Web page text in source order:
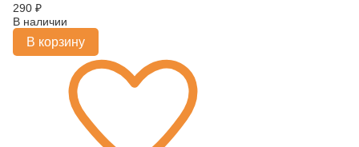
290 ₽
В наличии
В корзину